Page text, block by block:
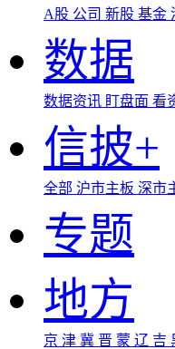
A股 公司 新股 基金
数据
数据资讯 盯盘面 看
信披+
全部 沪市主板 深市
专题
地方
京 津 冀 晋 蒙 辽 吉